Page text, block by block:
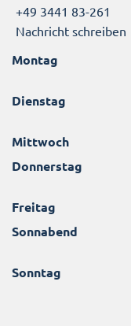
+49 3441 83-261
Nachricht schreiben
Montag
Dienstag
Mittwoch
Donnerstag
Freitag
Sonnabend
Sonntag